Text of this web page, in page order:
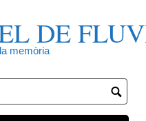
DE
memòria